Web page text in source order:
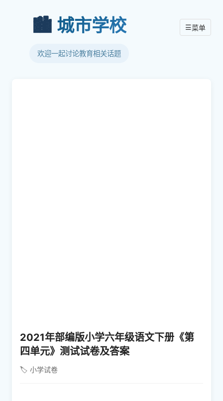
🏙️ 城市学校
欢迎一起讨论教育相关话题
☰菜单
2021年部编版小学六年级语文下册《第
四单元》测试试卷及答案
🏷️ 小学试卷